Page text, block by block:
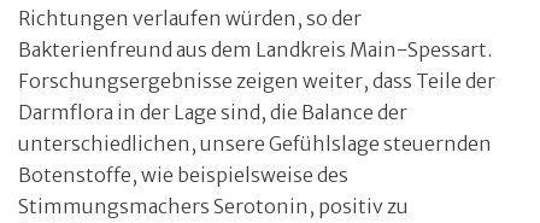
Richtungen verlaufen würden, so der
Bakterienfreund aus dem Landkreis Main-Spessart.
Forschungsergebnisse zeigen weiter, dass Teile der
Darmflora in der Lage sind, die Balance der
unterschiedlichen, unsere Gefühlslage steuernden
Botenstoffe, wie beispielsweise des
Stimmungsmachers Serotonin, positiv zu